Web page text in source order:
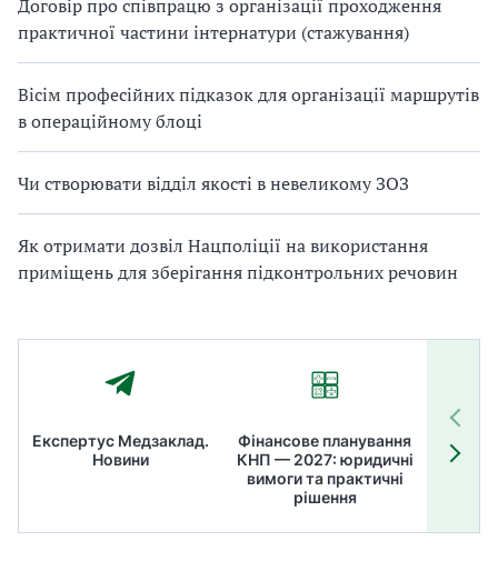
Договір про співпрацю з організації проходження
практичної частини інтернатури (стажування)
Вісім професійних підказок для організації маршрутів
в операційному блоці
Чи створювати відділ якості в невеликому ЗОЗ
Як отримати дозвіл Нацполіції на використання
приміщень для зберігання підконтрольних речовин
Експертус Медзаклад.
Новини
Фінансове планування
КНП — 2027: юридичні
вимоги та практичні
рішення